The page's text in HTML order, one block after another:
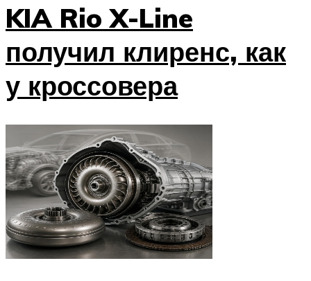
KIA Rio X-Line
получил клиренс, как
у кроссовера